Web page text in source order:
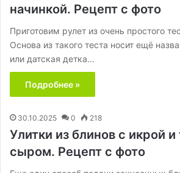
начинкой. Рецепт с фото
Приготовим рулет из очень простого
Основа из такого теста носит ещё
или датская детка…
Подробнее »
30.10.2025 0 218
Улитки из блинов с икрой
сыром. Рецепт с фото